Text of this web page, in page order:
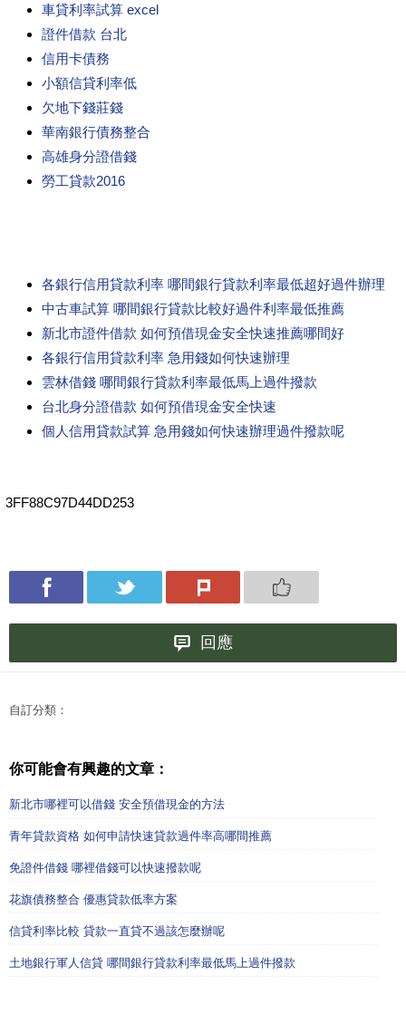
車貸利率試算 excel
證件借款 台北
信用卡債務
小額信貸利率低
欠地下錢莊錢
華南銀行債務整合
高雄身分證借錢
勞工貸款2016
各銀行信用貸款利率 哪間銀行貸款利率最低超好過件辦理
中古車試算 哪間銀行貸款比較好過件利率最低推薦
新北市證件借款 如何預借現金安全快速推薦哪間好
各銀行信用貸款利率 急用錢如何快速辦理
雲林借錢 哪間銀行貸款利率最低馬上過件撥款
台北身分證借款 如何預借現金安全快速
個人信用貸款試算 急用錢如何快速辦理過件撥款呢
3FF88C97D44DD253
回應
自訂分類：
你可能會有興趣的文章：
新北市哪裡可以借錢 安全預借現金的方法
青年貸款資格 如何申請快速貸款過件率高哪間推薦
免證件借錢 哪裡借錢可以快速撥款呢
花旗債務整合 優惠貸款低率方案
信貸利率比較 貸款一直貸不過該怎麼辦呢
土地銀行軍人信貸 哪間銀行貸款利率最低馬上過件撥款